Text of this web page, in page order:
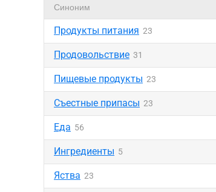
Синоним
Продукты питания 23
Продовольствие 31
Пищевые продукты 23
Съестные припасы 23
Еда 56
Ингредиенты 5
Яства 23